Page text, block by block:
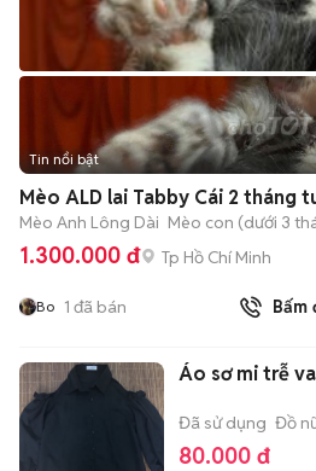
Tin nổi bật
Mèo ALD lai Tabby Cái 2 tháng
Mèo Anh Lông Dài Mèo con (dưới 3
1.300.000 đ Tp Hồ Chí Minh
Bo 1 đã bán Bấm
Áo sơ mi trễ
Đã sử dụng Đồ
80.000 đ